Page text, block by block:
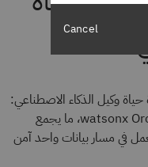
حياة وكيل الذكاء الاصطناعي:
التكامل السلس بين Langflow وwatsonx Orchestrate، ما يجمع
في مسار بيانات واحد آمن
Cancel